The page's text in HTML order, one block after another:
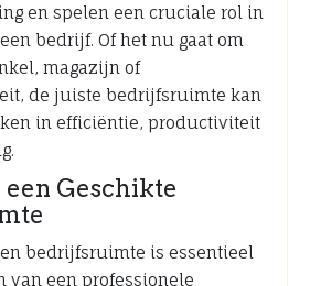
en spelen een cruciale rol in
bedrijf. Of het nu gaat om
magazijn of
de juiste bedrijfsruimte kan
in efficiëntie, productiviteit
een Geschikte
bedrijfsruimte is essentieel
van een professionele